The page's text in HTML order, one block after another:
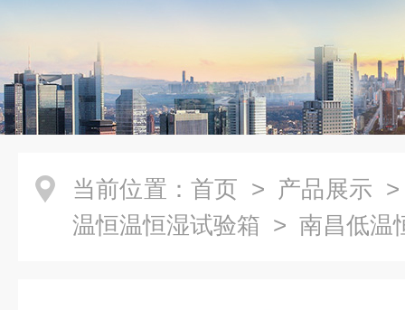
当前位置： 首页 > 产品展示
温恒温恒湿试验箱 > 南昌低温